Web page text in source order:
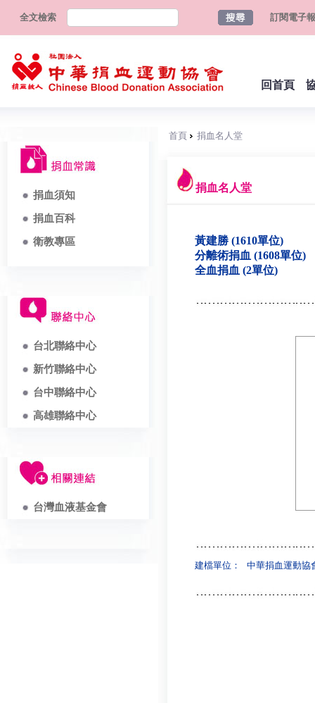
全文檢索 訂閱電子報
回首頁
捐血須知
捐血百科
衛教專區
台北聯絡中心
新竹聯絡中心
台中聯絡中心
高雄聯絡中心
台灣血液基金會
首頁 捐血名人堂
捐血名人堂
黃建勝 (1610單位)
分離術捐血 (1608單位)
全血捐血 (2單位)
建檔單位： 中華捐血運動協